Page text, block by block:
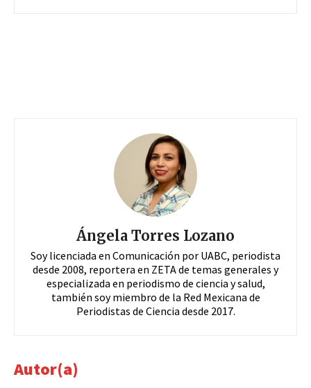
Ángela Torres Lozano
Soy licenciada en Comunicación por UABC, periodista
desde 2008, reportera en ZETA de temas generales y
especializada en periodismo de ciencia y salud,
también soy miembro de la Red Mexicana de
Periodistas de Ciencia desde 2017.
Autor(a)